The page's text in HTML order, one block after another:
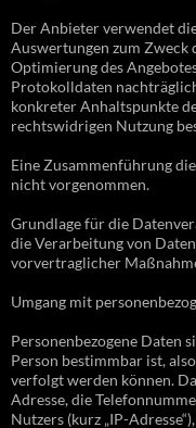
Der Anbieter verwendet
Auswertungen zum Zweck
Optimierung des
Protokolldaten
konkreter Anhaltspunkte
rechtswidrigen Nutzung
Eine Zusammenführung
nicht vorgenommen.
Grundlage für die
die Verarbeitung von
vorvertraglicher
Umgang mit
Personenbezogene Daten
Person bestimmbar ist,
verfolgt werden können.
Adresse, die
Nutzers (kurz „IP-